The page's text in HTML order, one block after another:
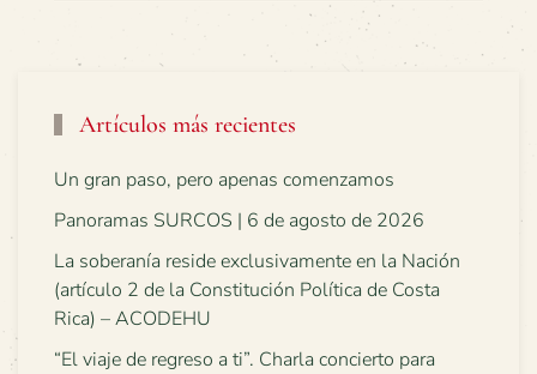
Artículos más recientes
Un gran paso, pero apenas comenzamos
Panoramas SURCOS | 6 de agosto de 2026
La soberanía reside exclusivamente en la Nación
(artículo 2 de la Constitución Política de Costa
Rica) – ACODEHU
“El viaje de regreso a ti”. Charla concierto para